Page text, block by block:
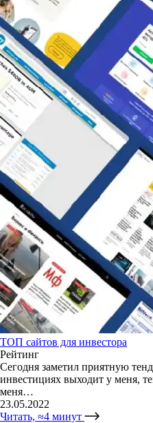
ТОП сайтов для инвестора
Рейтинг
Сегодня заметил приятную
инвестициях выходит у меня,
меня…
23.05.2022
Читать, ≈4 минут